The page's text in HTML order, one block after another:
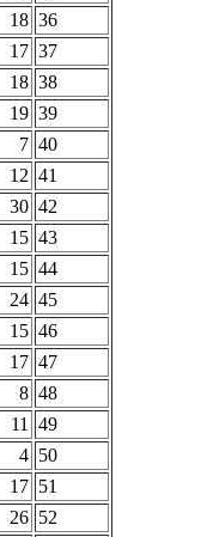
18 36
17 37
18 38
19 39
7 40
12 41
30 42
15 43
15 44
24 45
15 46
17 47
8 48
11
49
4 50
17 51
26 52